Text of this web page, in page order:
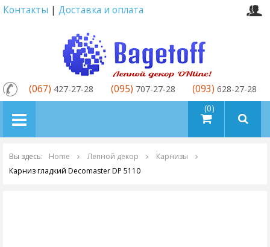
Контакты | Доставка и оплата
товаров (0)
(067) 427-27-28 (095) 707-27-28 (093) 628-27-28
Вы здесь: Home Лепной декор
Карнизы
Карниз гладкий Decomaster DP 5110